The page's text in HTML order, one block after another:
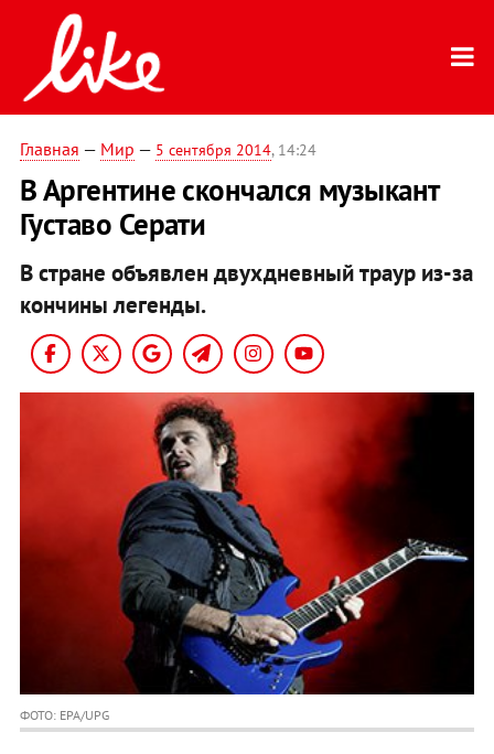
Главная — Мир — 5 сентября 2014, 14:24
В Аргентине скончался музыкант
Густаво Серати
В стране объявлен двухдневный траур из-за
кончины легенды.
ФОТО: EPA/UPG